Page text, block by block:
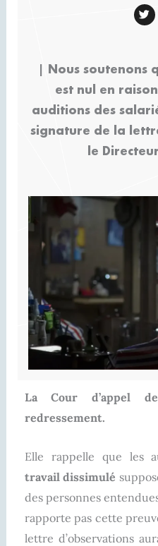
T
w
i
r
| Nous soutenons
est nul en
auditions des
signature de la
le
La Cour d’appel
redressement.
Elle rappelle que les
travail dissimulé
des personnes
rapporte pas cette
lettre d’observations